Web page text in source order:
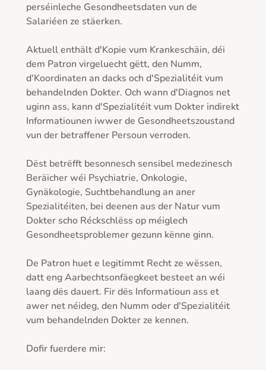
perséinleche Gesondheetsdaten vun de
Salariéen ze stäerken.
Aktuell enthält d'Kopie vum Krankeschäin, déi
dem Patron virgeluecht gëtt, den Numm,
d'Koordinaten an dacks och d'Spezialitéit vum
behandelnden Dokter. Och wann d'Diagnos net
uginn ass, kann d'Spezialitéit vum Dokter indirekt
Informatiounen iwwer de Gesondheetszoustand
vun der betraffener Persoun verroden.
Dëst betrëfft besonnesch sensibel medezinesch
Beräicher wéi Psychiatrie, Onkologie,
Gynäkologie, Suchtbehandlung an aner
Spezialitéiten, bei deenen aus der Natur vum
Dokter scho Réckschlëss op méiglech
Gesondheetsproblemer gezunn kënne ginn.
De Patron huet e legitimmt Recht ze wëssen,
datt eng Aarbechtsonfäegkeet besteet an wéi
laang dës dauert. Fir dës Informatioun ass et
awer net néideg, den Numm oder d'Spezialitéit
vum behandelnden Dokter ze kennen.
Dofir fuerdere mir: